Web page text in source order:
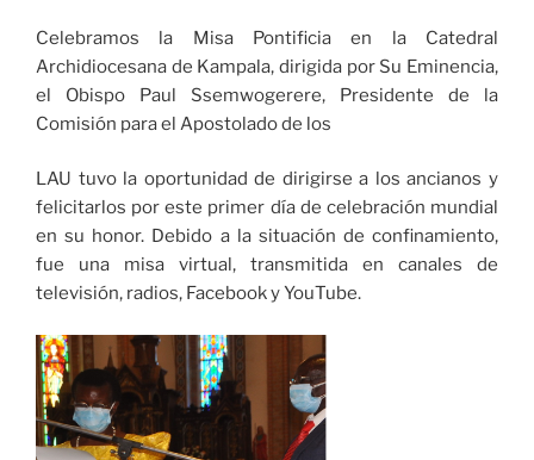
Celebramos la Misa Pontificia en la Catedral
Archidiocesana de Kampala, dirigida por Su Eminencia,
el Obispo Paul Ssemwogerere, Presidente de la
Comisión para el Apostolado de los
LAU tuvo la oportunidad de dirigirse a los ancianos y
felicitarlos por este primer día de celebración mundial
en su honor. Debido a la situación de confinamiento,
fue una misa virtual, transmitida en canales de
televisión, radios, Facebook y YouTube.